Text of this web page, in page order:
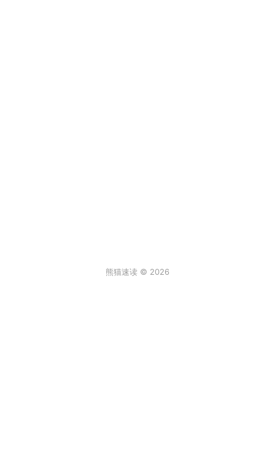
熊猫速读 © 2026